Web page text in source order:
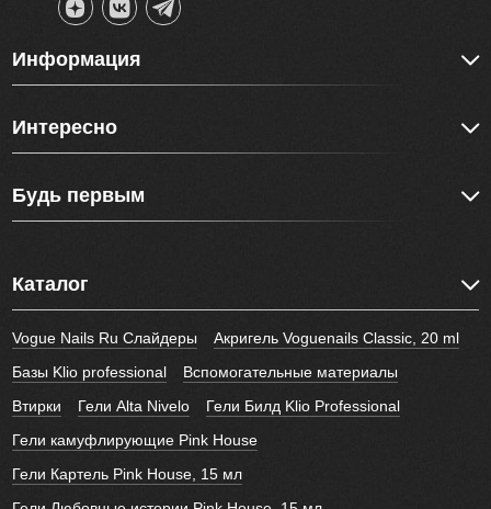
Информация
Интересно
Будь первым
Каталог
Vogue Nails Ru Слайдеры
Акригель Voguenails Classic, 20 ml
Базы Klio professional
Вспомогательные материалы
Втирки
Гели Alta Nivelo
Гели Билд Klio Professional
Гели камуфлирующие Pink House
Гели Картель Pink House, 15 мл